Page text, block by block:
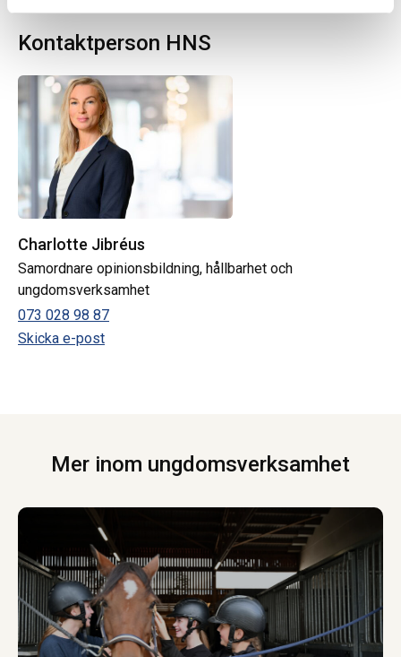
Kontaktperson HNS
Charlotte Jibréus
Samordnare opinionsbildning, hållbarhet och
ungdomsverksamhet
073 028 98 87
Skicka e-post
Mer inom ungdomsverksamhet